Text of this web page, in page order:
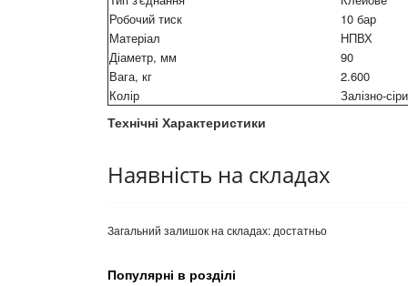
Технічні Характеристики
Робочий тиск
10 бар
Матеріал
НПВХ
Діаметр, мм
90
Вага, кг
2.600
Колір
Залізно-
Наявність на складах
Загальний залишок на складах: достатньо
Популярні в розділі